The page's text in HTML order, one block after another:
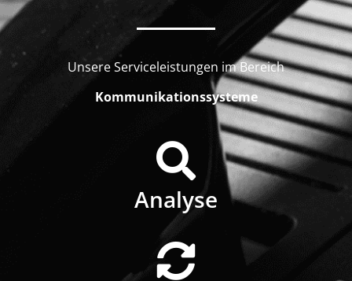
Unsere Serviceleistungen im Bereich
Kommunikationssysteme
Analyse